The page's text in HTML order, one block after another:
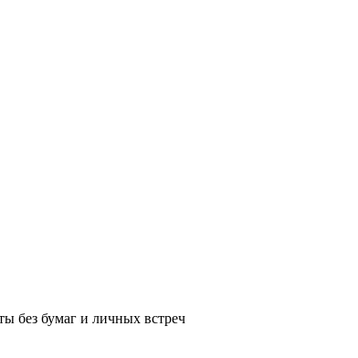
без бумаг и личных встреч